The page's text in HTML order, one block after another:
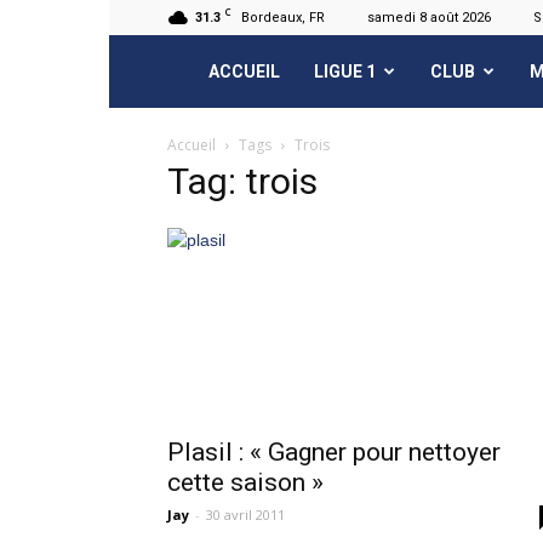
31.3 C Bordeaux, FR samedi 8 août 2026
FCGB.net
ACCUEIL LIGUE 1 CLUB
Accueil Tags Trois
Tag: trois
Plasil : « Gagner pour nettoyer
cette saison »
Jay - 30 avril 2011